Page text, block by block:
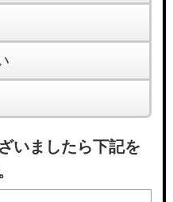
いましたら下記を